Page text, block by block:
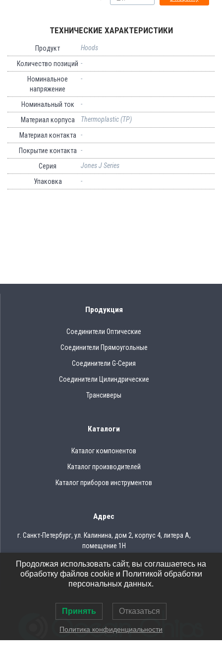
ТЕХНИЧЕСКИЕ ХАРАКТЕРИСТИКИ
Продукт
Hoods
Количество позиций -
Номинальное
напряжение
-
Номинальный ток
-
Материал корпуса
Thermoplastic (TP)
Материал контакта
-
Покрытие контакта -
Серия
Jones J Series
Упаковка
-
Продукция
Соединители Оптические
Соединители Прямоугольные
Соединители G-Серия
Соединители Цилиндрические
Трансиверы
Каталоги
Каталог компонентов
Каталог производителей
Каталог приборов инструментов
Адрес
г. Санкт-Петербург, ул. Калинина, дом 2, корпус 4, литера А,
помещение 1Н
Тел.: 8 (812) 309-75-97
Email: ocean@oceanchips.ru
Продолжая использовать сайт, вы соглашаетесь на
обработку файлов cookie и Политикой обработки
персональных данных.
Принять Отказаться
Политика конфиденциальности